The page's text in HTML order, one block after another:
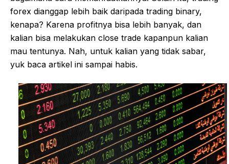
forex dianggap lebih baik daripada trading binary,
kenapa? Karena profitnya bisa lebih banyak, dan
kalian bisa melakukan close trade kapanpun kalian
mau tentunya. Nah, untuk kalian yang tidak sabar,
yuk baca artikel ini sampai habis.